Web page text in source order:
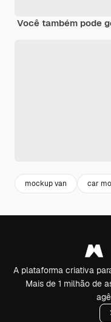
Você também pode
mockup van car
A plataforma criativa
Mais de 1 milhão de